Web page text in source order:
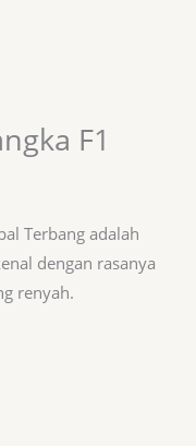
F1
Terbang adalah
dengan rasanya
renyah.